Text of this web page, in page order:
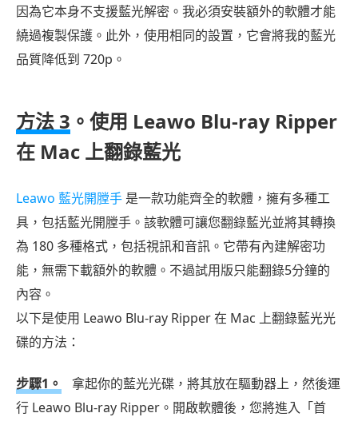
因為它本身不支援藍光解密。我必須安裝額外的軟體才能
繞過複製保護。此外，使用相同的設置，它會將我的藍光
品質降低到 720p。
方法 3 。使用 Leawo Blu-ray Ripper
在 Mac 上翻錄藍光
Leawo 藍光開膛手 是一款功能齊全的軟體，擁有多種工
具，包括藍光開膛手。該軟體可讓您翻錄藍光並將其轉換
為 180 多種格式，包括視訊和音訊。它帶有內建解密功
能，無需下載額外的軟體。不過試用版只能翻錄5分鐘的
內容。
以下是使用 Leawo Blu-ray Ripper 在 Mac 上翻錄藍光光
碟的方法：
步驟1。
拿起你的藍光光碟，將其放在驅動器上，然後運
行 Leawo Blu-ray Ripper。開啟軟體後，您將進入「首